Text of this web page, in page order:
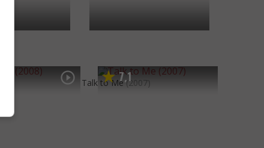
7,1
Talk to Me (2007)